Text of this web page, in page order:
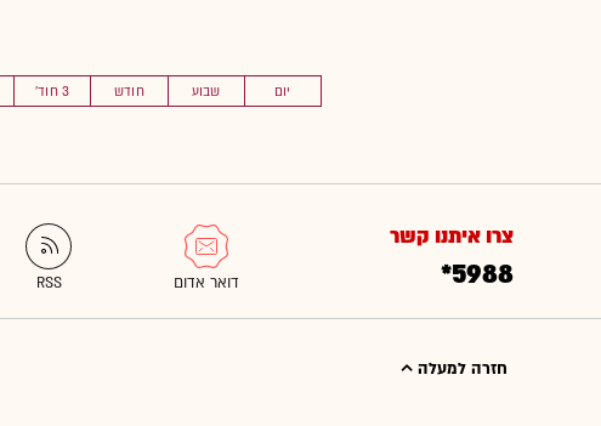
יום שבוע חודש 3 חוד'
צרו איתנו קשר
*5988
חזרה למעלה